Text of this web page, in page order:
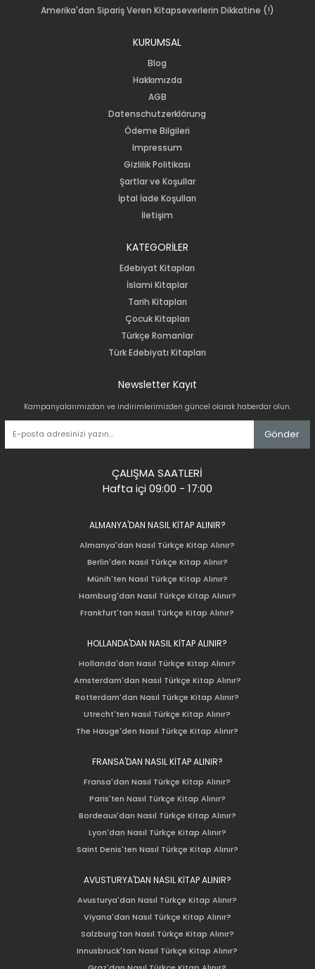
Amerika'dan Sipariş Veren Kitapseverlerin Dikkatine (!)
KURUMSAL
Blog
Hakkımızda
AGB
Datenschutzerklärung
Ödeme Bilgileri
Impressum
Gizlilik Politikası
Şartlar ve Koşullar
İptal İade Koşulları
İletişim
KATEGORİLER
Edebiyat Kitapları
İslami Kitaplar
Tarih Kitapları
Çocuk Kitapları
Türkçe Romanlar
Türk Edebiyatı Kitapları
Newsletter Kayıt
Kampanyalarımızdan ve indirimlerimizden güncel olarak haberdar olun.
Gönder
ÇALIŞMA SAATLERİ
Hafta içi 09:00 - 17:00
ALMANYA'DAN NASIL KİTAP ALINIR?
Almanya'dan Nasıl Türkçe Kitap Alınır?
Berlin'den Nasıl Türkçe Kitap Alınır?
Münih'ten Nasıl Türkçe Kitap Alınır?
Hamburg'dan Nasıl Türkçe Kitap Alınır?
Frankfurt'tan Nasıl Türkçe Kitap Alınır?
HOLLANDA'DAN NASIL KİTAP ALINIR?
Hollanda'dan Nasıl Türkçe Kitap Alınır?
Amsterdam'dan Nasıl Türkçe Kitap Alınır?
Rotterdam'dan Nasıl Türkçe Kitap Alınır?
Utrecht'ten Nasıl Türkçe Kitap Alınır?
The Hauge'den Nasıl Türkçe Kitap Alınır?
FRANSA'DAN NASIL KİTAP ALINIR?
Fransa'dan Nasıl Türkçe Kitap Alınır?
Paris'ten Nasıl Türkçe Kitap Alınır?
Bordeaux'dan Nasıl Türkçe Kitap Alınır?
Lyon'dan Nasıl Türkçe Kitap Alınır?
Saint Denis'ten Nasıl Türkçe Kitap Alınır?
AVUSTURYA'DAN NASIL KİTAP ALINIR?
Avusturya'dan Nasıl Türkçe Kitap Alınır?
Viyana'dan Nasıl Türkçe Kitap Alınır?
Salzburg'tan Nasıl Türkçe Kitap Alınır?
Innusbruck'tan Nasıl Türkçe Kitap Alınır?